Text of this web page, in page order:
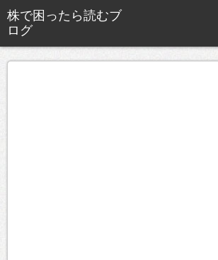
株で困ったら読むブ
ログ